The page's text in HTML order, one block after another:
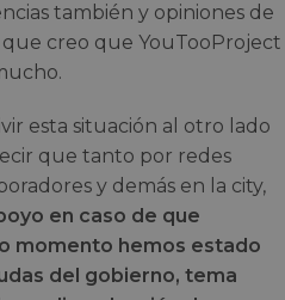
también y opiniones de
creo que YouTooProject
esta situación al otro lado
que tanto por redes
y demás en la city,
en caso de que
momento hemos estado
del gobierno, tema